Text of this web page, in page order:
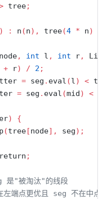
tree;
) : n (n), tree(4 * n)
, int l , int r,
Line
+ r) / 2 ;
= seg . eval (l) <
= seg . eval (mid) <
)
{
(tree[node], seg);
return ;
"被淘汰"的线段
端点更优且 seg 不在中点更